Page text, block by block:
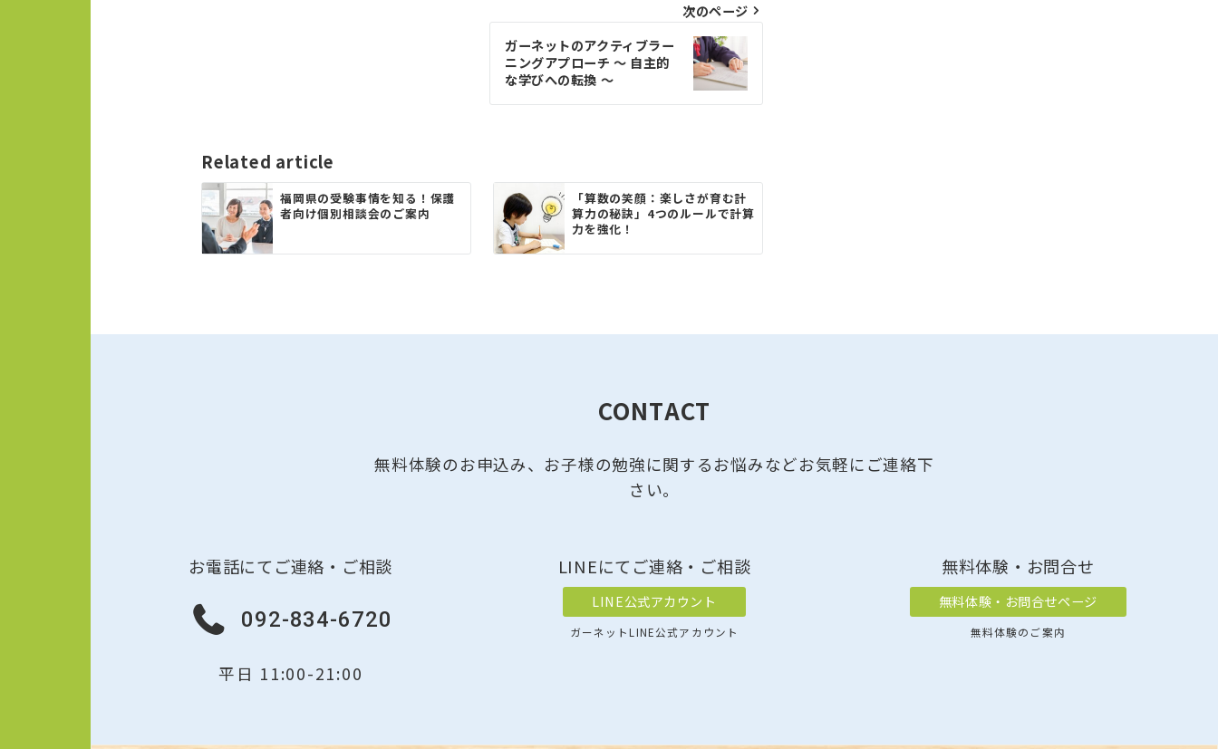
ゲ
ー
シ
ョ
次のページ
ガーネットのアクティブラー
ニングアプローチ ～ 自主的
な学びへの転換 ～
Related article
福岡県の受験事情を知る！保護
者向け個別相談会のご案内
「算数の笑顔：楽しさが育む計
算力の秘訣」4つのルールで計算
力を強化！
CONTACT
無料体験のお申込み、お子様の勉強に関するお悩みなどお気軽にご連絡下
さい。
お電話にてご連絡・ご相談
092-834-6720
平日 11:00-21:00
LINEにてご連絡・ご相談
LINE公式アカウント
ガーネットLINE公式アカウント
無料体験・お問合せ
無料体験・お問合せページ
無料体験のご案内